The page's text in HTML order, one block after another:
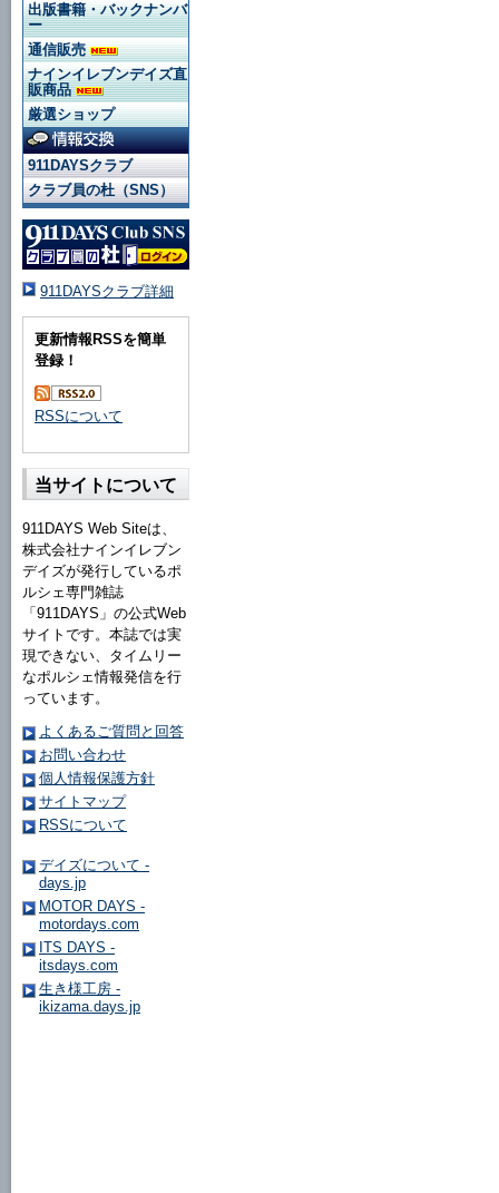
出版書籍・バックナンバ
ー
通信販売
ナインイレブンデイズ直
販商品
厳選ショップ
911DAYSクラブ
クラブ員の杜（SNS）
911DAYSクラブ詳細
更新情報RSSを簡単
登録！
RSSについて
当サイトについて
911DAYS Web Siteは、
株式会社ナインイレブン
デイズが発行しているポ
ルシェ専門雑誌
「911DAYS」の公式Web
サイトです。本誌では実
現できない、タイムリー
なポルシェ情報発信を行
っています。
よくあるご質問と回答
お問い合わせ
個人情報保護方針
サイトマップ
RSSについて
デイズについて -
days.jp
MOTOR DAYS -
motordays.com
ITS DAYS -
itsdays.com
生き様工房 -
ikizama.days.jp